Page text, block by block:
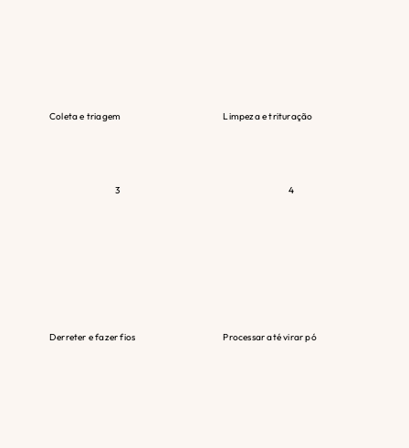
Coleta e triagem Limpeza e trituração
Derreter e fazer fios
3
Processar até virar pó
4